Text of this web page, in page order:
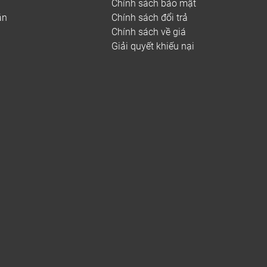
độ hiếm, chi phí nhập khẩu… Có những
cầu sử dụng.
Chính sách bảo mật
Chính sách đổi trả
Chính sách về giá
Giải quyết khiếu nại